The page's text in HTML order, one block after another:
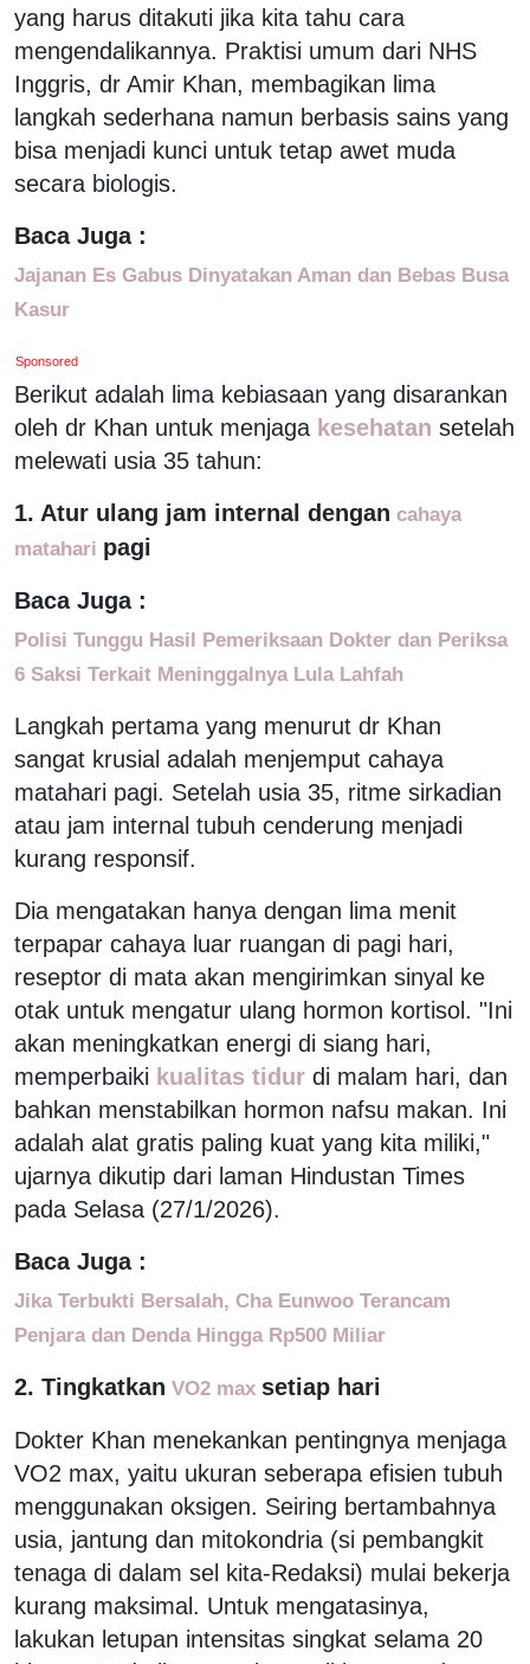
yang harus ditakuti jika kita tahu cara
mengendalikannya. Praktisi umum dari NHS
Inggris, dr Amir Khan, membagikan lima
langkah sederhana namun berbasis sains yang
bisa menjadi kunci untuk tetap awet muda
secara biologis.
Baca Juga :
Jajanan Es Gabus Dinyatakan Aman dan Bebas Busa
Kasur
Sponsored
Berikut adalah lima kebiasaan yang disarankan
oleh dr Khan untuk menjaga kesehatan setelah
melewati usia 35 tahun:
1. Atur ulang jam internal dengan cahaya
matahari pagi
Baca Juga :
Polisi Tunggu Hasil Pemeriksaan Dokter dan Periksa
6 Saksi Terkait Meninggalnya Lula Lahfah
Langkah pertama yang menurut dr Khan
sangat krusial adalah menjemput cahaya
matahari pagi. Setelah usia 35, ritme sirkadian
atau jam internal tubuh cenderung menjadi
kurang responsif.
Dia mengatakan hanya dengan lima menit
terpapar cahaya luar ruangan di pagi hari,
reseptor di mata akan mengirimkan sinyal ke
otak untuk mengatur ulang hormon kortisol. "Ini
akan meningkatkan energi di siang hari,
memperbaiki kualitas tidur di malam hari, dan
bahkan menstabilkan hormon nafsu makan. Ini
adalah alat gratis paling kuat yang kita miliki,"
ujarnya dikutip dari laman Hindustan Times
pada Selasa (27/1/2026).
Baca Juga :
Jika Terbukti Bersalah, Cha Eunwoo Terancam
Penjara dan Denda Hingga Rp500 Miliar
2. Tingkatkan VO2 max setiap hari
Dokter Khan menekankan pentingnya menjaga
VO2 max, yaitu ukuran seberapa efisien tubuh
menggunakan oksigen. Seiring bertambahnya
usia, jantung dan mitokondria (si pembangkit
tenaga di dalam sel kita-Redaksi) mulai bekerja
kurang maksimal. Untuk mengatasinya,
lakukan letupan intensitas singkat selama 20